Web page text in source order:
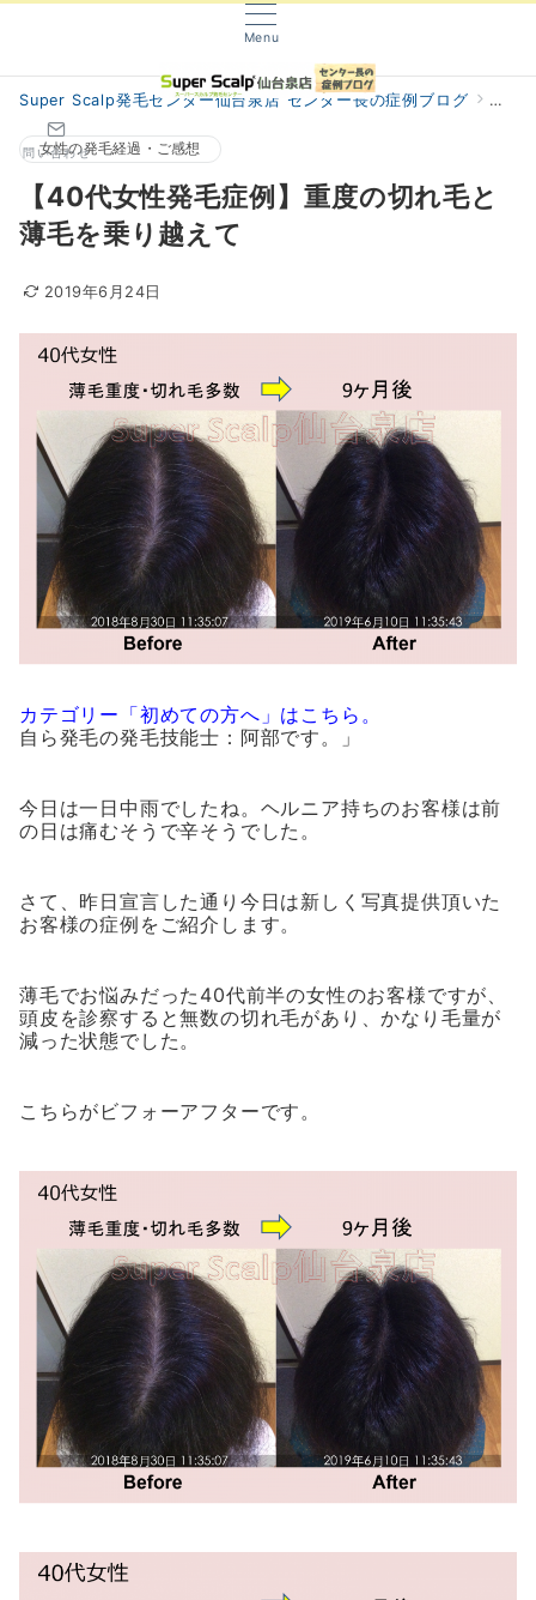
Menu
問い合わせ
Super Scalp発毛センター仙台泉店 センター長の症例ブログ 阿部
女性の発毛経過・ご感想
【40代女性発毛症例】重度の切れ毛と
薄毛を乗り越えて
2019年6月24日
カテゴリー「初めての方へ」はこちら。
自ら発毛の発毛技能士：阿部です。」
今日は一日中雨でしたね。ヘルニア持ちのお客様は前
の日は痛むそうで辛そうでした。
さて、昨日宣言した通り今日は新しく写真提供頂いた
お客様の症例をご紹介します。
薄毛でお悩みだった40代前半の女性のお客様ですが、
頭皮を診察すると無数の切れ毛があり、かなり毛量が
減った状態でした。
こちらがビフォーアフターです。